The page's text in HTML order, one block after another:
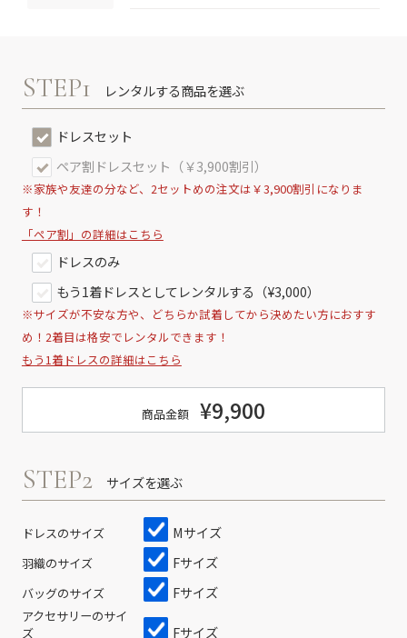
STEP1 レンタルする商品を選ぶ
ドレスセット
ペア割ドレスセット（￥3,900割引）
※家族や友達の分など、2セットめの注文は￥3,900割引になりま
す！
「ペア割」の詳細はこちら
ドレスのみ
もう1着ドレスとしてレンタルする（¥3,000）
※サイズが不安な方や、どちらか試着してから決めたい方におすす
め！2着目は格安でレンタルできます！
もう1着ドレスの詳細はこちら
商品金額 ¥9,900
STEP2 サイズを選ぶ
ドレスのサイズ Mサイズ
羽織のサイズ Fサイズ
バッグのサイズ Fサイズ
アクセサリーのサイ
ズ
Fサイズ